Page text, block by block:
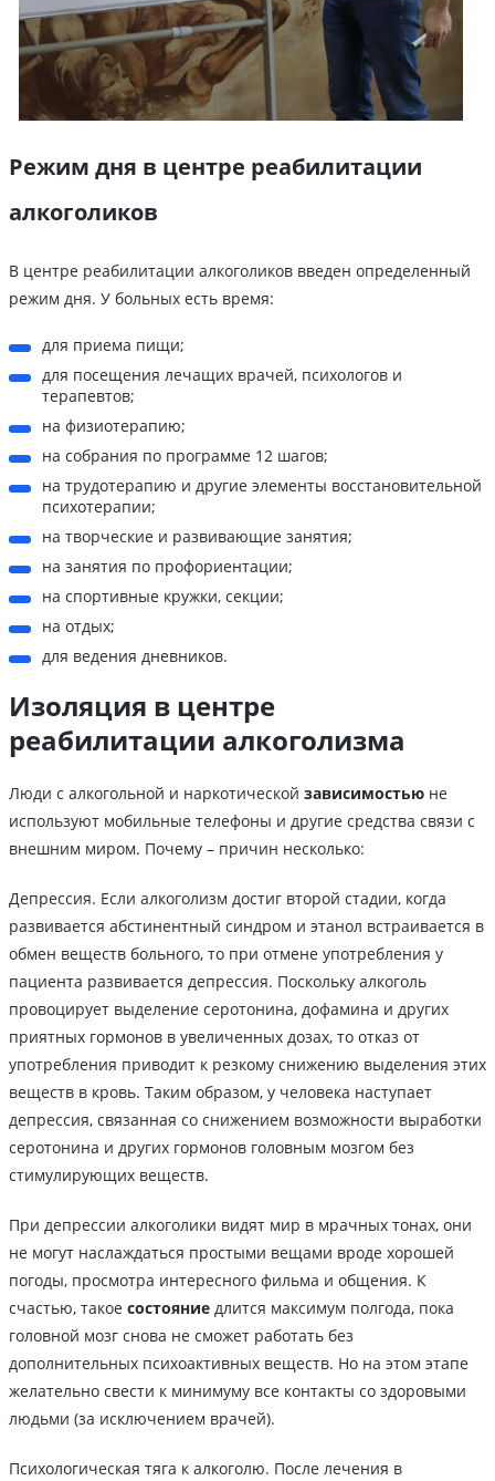
Режим дня в центре реабилитации
алкоголиков
В центре реабилитации алкоголиков введен определенный
режим дня. У больных есть время:
для приема пищи;
для посещения лечащих врачей, психологов и
терапевтов;
на физиотерапию;
на собрания по программе 12 шагов;
на трудотерапию и другие элементы восстановительной
психотерапии;
на творческие и развивающие занятия;
на занятия по профориентации;
на спортивные кружки, секции;
на отдых;
для ведения дневников.
Изоляция в центре
реабилитации алкоголизма
Люди с алкогольной и наркотической зависимостью не
используют мобильные телефоны и другие средства связи с
внешним миром. Почему – причин несколько:
Депрессия. Если алкоголизм достиг второй стадии, когда
развивается абстинентный синдром и этанол встраивается в
обмен веществ больного, то при отмене употребления у
пациента развивается депрессия. Поскольку алкоголь
провоцирует выделение серотонина, дофамина и других
приятных гормонов в увеличенных дозах, то отказ от
употребления приводит к резкому снижению выделения этих
веществ в кровь. Таким образом, у человека наступает
депрессия, связанная со снижением возможности выработки
серотонина и других гормонов головным мозгом без
стимулирующих веществ.
При депрессии алкоголики видят мир в мрачных тонах, они
не могут наслаждаться простыми вещами вроде хорошей
погоды, просмотра интересного фильма и общения. К
счастью, такое состояние длится максимум полгода, пока
головной мозг снова не сможет работать без
дополнительных психоактивных веществ. Но на этом этапе
желательно свести к минимуму все контакты со здоровыми
людьми (за исключением врачей).
Психологическая тяга к алкоголю. После лечения в